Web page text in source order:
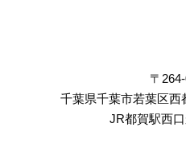
〒
千葉県千葉市若葉区西
JR都賀駅西